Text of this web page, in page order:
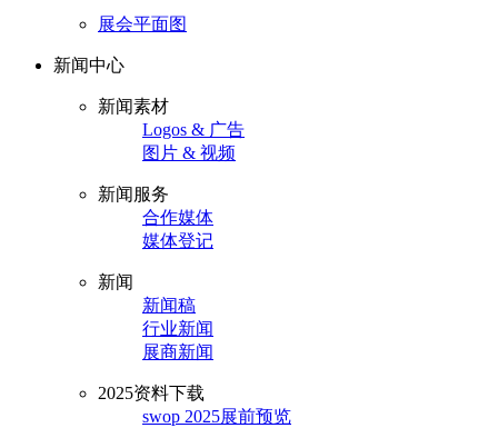
展会平面图
新闻中心
新闻素材
Logos & 广告
图片 & 视频
新闻服务
合作媒体
媒体登记
新闻
新闻稿
行业新闻
展商新闻
2025资料下载
swop 2025展前预览